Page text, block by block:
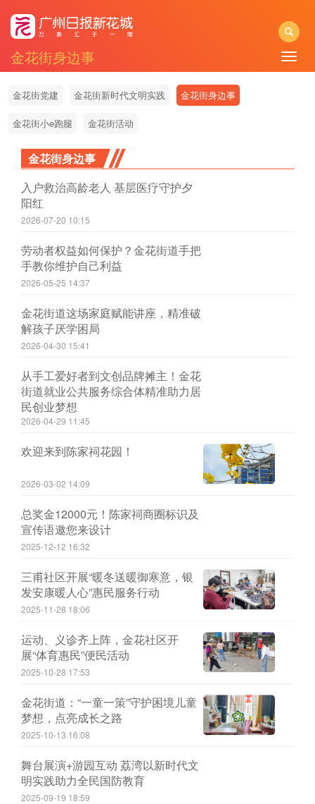
金花街身边事
Toggle
金花街党建 金花街新时代文明实践 金花街身边事
金花街小e跑腿 金花街活动
金花街身边事
入户救治高龄老人 基层医疗守护夕
阳红
2026-07-20 10:15
劳动者权益如何保护？金花街道手把
手教你维护自己利益
2026-05-25 14:37
金花街道这场家庭赋能讲座，精准破
解孩子厌学困局
2026-04-30 15:41
从手工爱好者到文创品牌摊主！金花
街道就业公共服务综合体精准助力居
民创业梦想
2026-04-29 11:45
欢迎来到陈家祠花园！
2026-03-02 14:09
总奖金12000元！陈家祠商圈标识及
宣传语邀您来设计
2025-12-12 16:32
三甫社区开展“暖冬送暖御寒意，银
发安康暖人心”惠民服务行动
2025-11-28 18:06
运动、义诊齐上阵，金花社区开
展“体育惠民”便民活动
2025-10-28 17:53
金花街道：“一童一策”守护困境儿童
梦想，点亮成长之路
2025-10-13 16:08
舞台展演+游园互动 荔湾以新时代文
明实践助力全民国防教育
2025-09-19 18:59